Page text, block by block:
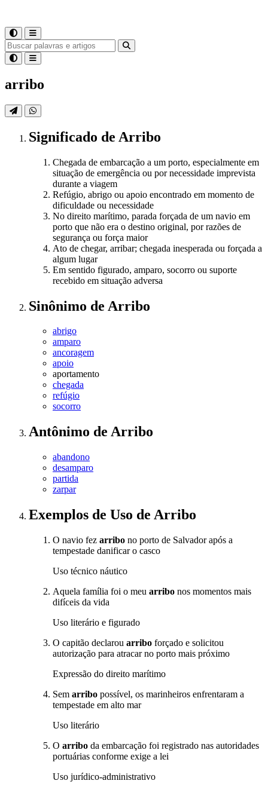
arribo
Significado de Arribo
Chegada de embarcação a um porto, especialmente em
situação de emergência ou por necessidade imprevista
durante a viagem
Refúgio, abrigo ou apoio encontrado em momento de
dificuldade ou necessidade
No direito marítimo, parada forçada de um navio em
porto que não era o destino original, por razões de
segurança ou força maior
Ato de chegar, arribar; chegada inesperada ou forçada a
algum lugar
Em sentido figurado, amparo, socorro ou suporte
recebido em situação adversa
Sinônimo de Arribo
abrigo
amparo
ancoragem
apoio
aportamento
chegada
refúgio
socorro
Antônimo de Arribo
abandono
desamparo
partida
zarpar
Exemplos de Uso de Arribo
O navio fez arribo no porto de Salvador após a
tempestade danificar o casco
Uso técnico náutico
Aquela família foi o meu arribo nos momentos mais
difíceis da vida
Uso literário e figurado
O capitão declarou arribo forçado e solicitou
autorização para atracar no porto mais próximo
Expressão do direito marítimo
Sem arribo possível, os marinheiros enfrentaram a
tempestade em alto mar
Uso literário
O arribo da embarcação foi registrado nas autoridades
portuárias conforme exige a lei
Uso jurídico-administrativo